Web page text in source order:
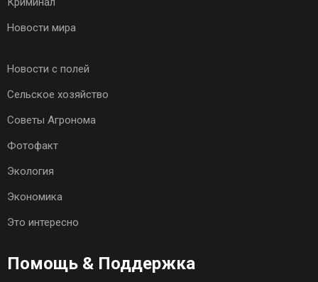
Новости мира
Новости с полей
Сельское хозяйство
Советы Агронома
Фотофакт
Экология
Экономика
Это интересно
Помощь & Поддержка